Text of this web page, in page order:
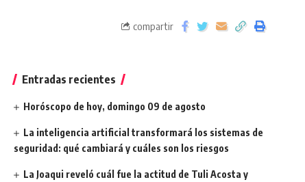
compartir
Entradas recientes
Horóscopo de hoy, domingo 09 de agosto
La inteligencia artificial transformará los sistemas de
seguridad: qué cambiará y cuáles son los riesgos
La Joaqui reveló cuál fue la actitud de Tuli Acosta y